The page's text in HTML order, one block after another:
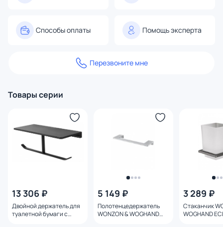
Способы оплаты Помощь эксперта
Перезвоните мне
Товары серии
13 306 ₽
Двойной держатель для
туалетной бумаги с
5 149 ₽
Полотенцедержатель
WONZON & WOGHAND
3 289 ₽
Стаканчик
WOGHAND